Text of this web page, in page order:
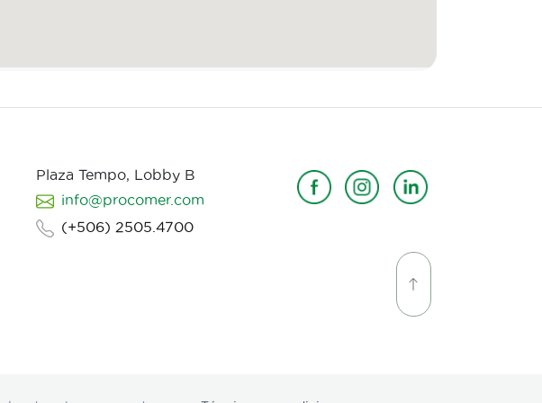
Plaza Tempo, Lobby B
info@procomer.com
(+506) 2505.4700